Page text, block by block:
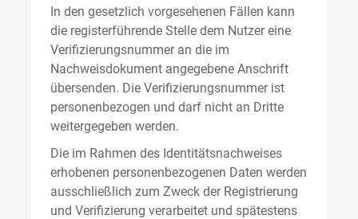
In den gesetzlich vorgesehenen Fällen kann
die registerführende Stelle dem Nutzer eine
Verifizierungsnummer an die im
Nachweisdokument angegebene Anschrift
übersenden. Die Verifizierungsnummer ist
personenbezogen und darf nicht an Dritte
weitergegeben werden.
Die im Rahmen des Identitätsnachweises
erhobenen personenbezogenen Daten werden
ausschließlich zum Zweck der Registrierung
und Verifizierung verarbeitet und spätestens